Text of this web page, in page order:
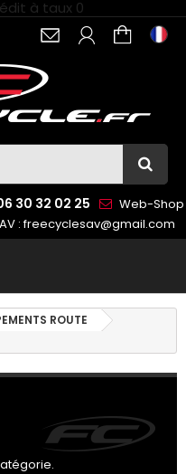
30 32 02 25
Web-Shop
:freecyclesav@gmail.com
ROUTE